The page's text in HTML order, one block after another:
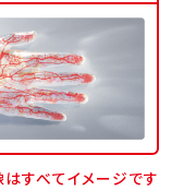
すべてイメージです